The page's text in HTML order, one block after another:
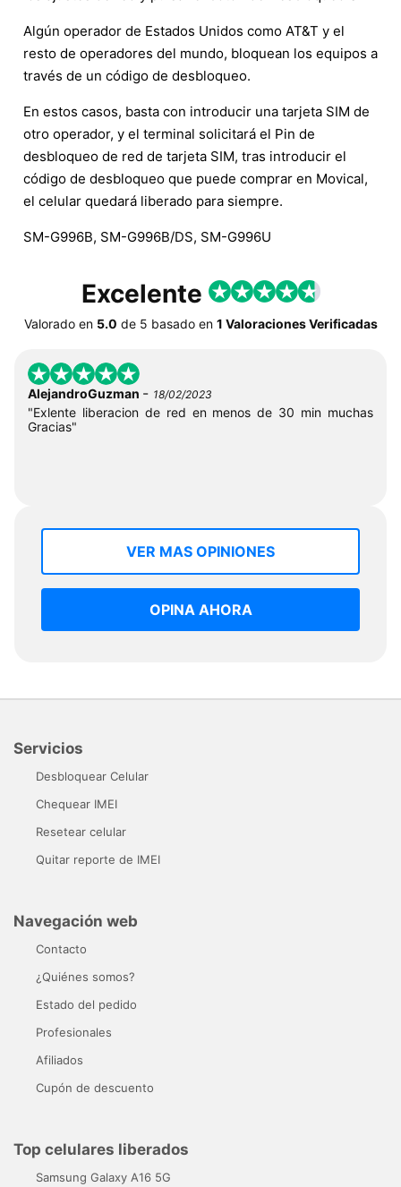
Algún operador de Estados Unidos como AT&T y el
resto de operadores del mundo, bloquean los equipos a
través de un código de desbloqueo.
En estos casos, basta con introducir una tarjeta SIM de
otro operador, y el terminal solicitará el Pin de
desbloqueo de red de tarjeta SIM, tras introducir el
código de desbloqueo que puede comprar en Movical,
el celular quedará liberado para siempre.
SM-G996B, SM-G996B/DS, SM-G996U
Excelente
Valorado en 5.0 de 5 basado en 1 Valoraciones Verificadas
AlejandroGuzman - 18/02/2023
"Exlente liberacion de red en menos de 30 min muchas
Gracias"
VER MAS OPINIONES
OPINA AHORA
Servicios
Desbloquear Celular
Chequear IMEI
Resetear celular
Quitar reporte de IMEI
Navegación web
Contacto
¿Quiénes somos?
Estado del pedido
Profesionales
Afiliados
Cupón de descuento
Top celulares liberados
Samsung Galaxy A16 5G